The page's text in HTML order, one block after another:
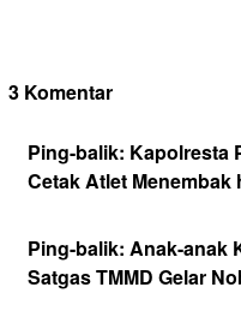
3 Komentar
Ping-balik: Kapolresta
Cetak Atlet
Ping-balik: Anak-anak
Satgas TMMD Gelar